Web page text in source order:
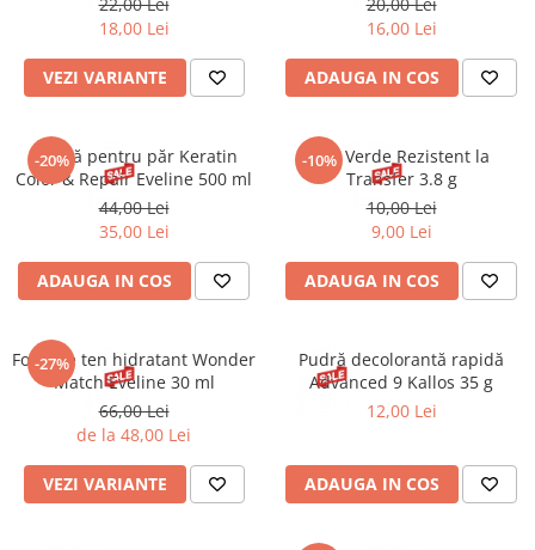
18,00 Lei
VEZI VARIANTE
16,00 Lei
ADAUGA IN COS
-20%
Mască pentru păr Keratin
Color & Repair Eveline 500 ml
44,00 Lei
35,00 Lei
ADAUGA IN COS
-10%
Ruj Verde Rezistent la
Transfer 3.8 g
10,00 Lei
9,00 Lei
ADAUGA IN COS
-27%
Fond de ten hidratant Wonder
Match Eveline 30 ml
66,00 Lei
de la 48,00 Lei
VEZI VARIANTE
Pudră decolorantă rapidă
Advanced 9 Kallos 35 g
12,00 Lei
ADAUGA IN COS